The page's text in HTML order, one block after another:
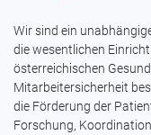
Wir sind ein
die wesentlichen
österreichischen
Mitarbeitersicherheit
die Förderung der
Forschung,